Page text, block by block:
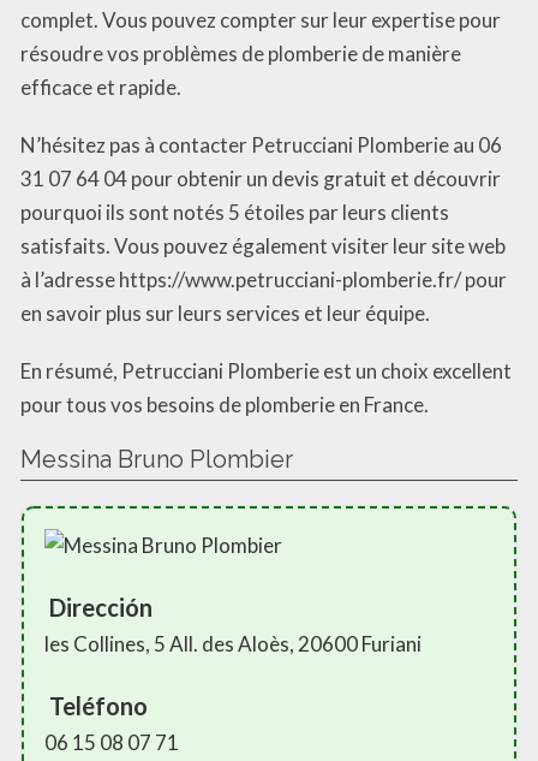
complet. Vous pouvez compter sur leur expertise pour
résoudre vos problèmes de plomberie de manière
efficace et rapide.
N’hésitez pas à contacter Petrucciani Plomberie au 06
31 07 64 04 pour obtenir un devis gratuit et découvrir
pourquoi ils sont notés 5 étoiles par leurs clients
satisfaits. Vous pouvez également visiter leur site web
à l’adresse https://www.petrucciani-plomberie.fr/ pour
en savoir plus sur leurs services et leur équipe.
En résumé, Petrucciani Plomberie est un choix excellent
pour tous vos besoins de plomberie en France.
Messina Bruno Plombier
Dirección
les Collines, 5 All. des Aloès, 20600 Furiani
Teléfono
06 15 08 07 71